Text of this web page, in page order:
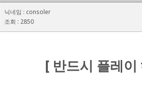
닉네임 : consoler
조회 : 2850
[ 반드시 플레